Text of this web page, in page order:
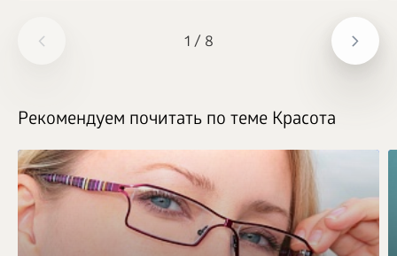
1 / 8
Рекомендуем почитать по теме Красота